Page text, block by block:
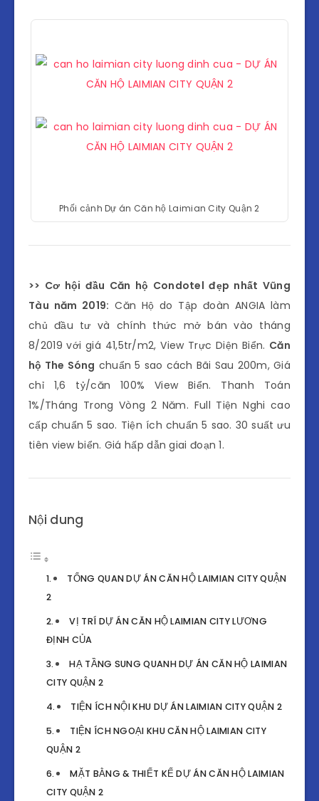
Phối cảnh Dự án Căn hộ Laimian City Quận 2
>> Cơ hội đầu Căn hộ Condotel đẹp nhất Vũng
Tàu năm 2019: Căn Hộ do Tập đoàn ANGIA làm
chủ đầu tư và chính thức mở bán vào tháng
8/2019 với giá 41,5tr/m2, View Trực Diện Biển‎. Căn
hộ The Sóng chuẩn 5 sao cách Bãi Sau 200m, Giá
chỉ 1,6 tỷ/căn 100% View Biển. Thanh Toán
1%/Tháng Trong Vòng 2 Năm. Full Tiện Nghi cao
cấp chuẩn 5 sao. Tiện ích chuẩn 5 sao. 30 suất ưu
tiên view biển. Giá hấp dẫn giai đoạn 1.
Nội dung
TỔNG QUAN DỰ ÁN CĂN HỘ LAIMIAN CITY QUẬN
2
VỊ TRÍ DỰ ÁN CĂN HỘ LAIMIAN CITY LƯƠNG
ĐỊNH CỦA
HẠ TẦNG SUNG QUANH DỰ ÁN CĂN HỘ LAIMIAN
CITY QUẬN 2
TIỆN ÍCH NỘI KHU DỰ ÁN LAIMIAN CITY QUẬN 2
TIỆN ÍCH NGOẠI KHU CĂN HỘ LAIMIAN CITY
QUẬN 2
MẶT BẰNG & THIẾT KẾ DỰ ÁN CĂN HỘ LAIMIAN
CITY QUẬN 2